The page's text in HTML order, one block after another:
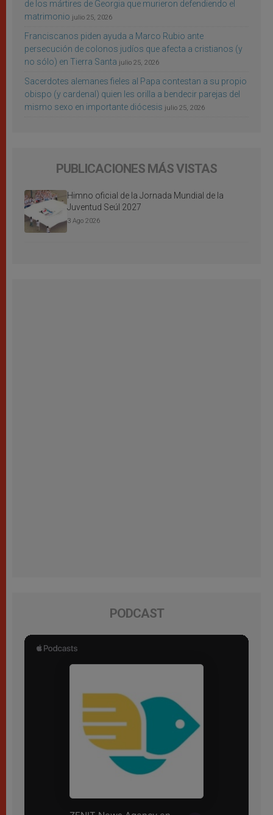
de los mártires de Georgia que murieron defendiendo el
matrimonio julio 25, 2026
Franciscanos piden ayuda a Marco Rubio ante
persecución de colonos judíos que afecta a cristianos (y
no sólo) en Tierra Santa julio 25, 2026
Sacerdotes alemanes fieles al Papa contestan a su propio
obispo (y cardenal) quien les orilla a bendecir parejas del
mismo sexo en importante diócesis julio 25, 2026
PUBLICACIONES MÁS VISTAS
Himno oficial de la Jornada Mundial de la
Juventud Seúl 2027
3 Ago 2026
PODCAST